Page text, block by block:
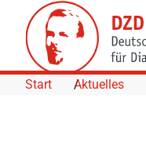
Skip to Content
Start Aktuelles